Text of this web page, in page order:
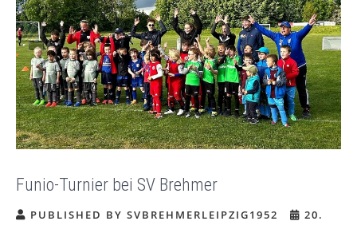
Funio-Turnier bei SV Brehmer
PUBLISHED BY SVBREHMERLEIPZIG1952
20.